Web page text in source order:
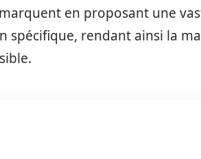
en proposant une
spécifique, rendant ainsi la